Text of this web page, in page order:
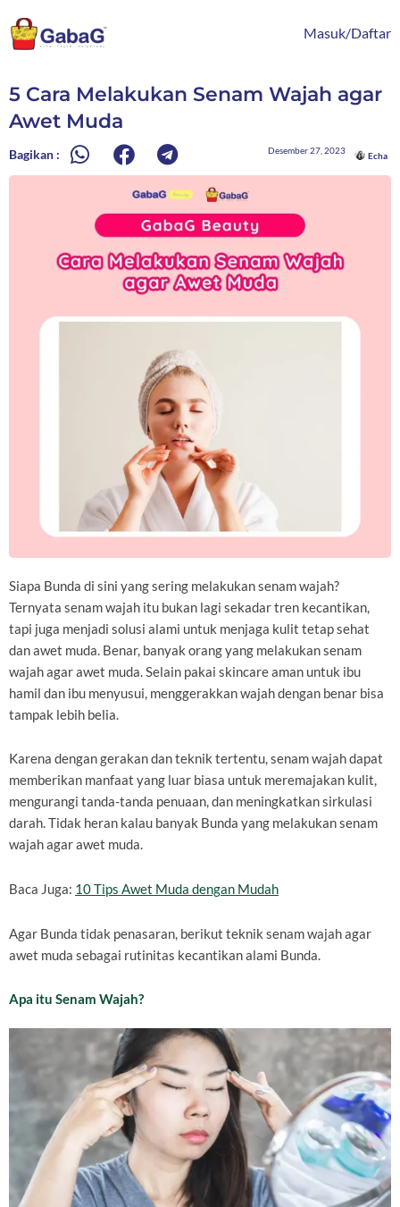
ke
konten
Masuk/Daftar
5 Cara Melakukan Senam Wajah agar
Awet Muda
Bagikan : Desember 27, 2023
Echa
Siapa Bunda di sini yang sering melakukan senam wajah?
Ternyata senam wajah itu bukan lagi sekadar tren kecantikan,
tapi juga menjadi solusi alami untuk menjaga kulit tetap sehat
dan awet muda. Benar, banyak orang yang melakukan senam
wajah agar awet muda. Selain pakai skincare aman untuk ibu
hamil dan ibu menyusui, menggerakkan wajah dengan benar bisa
tampak lebih belia.
Karena dengan gerakan dan teknik tertentu, senam wajah dapat
memberikan manfaat yang luar biasa untuk meremajakan kulit,
mengurangi tanda-tanda penuaan, dan meningkatkan sirkulasi
darah. Tidak heran kalau banyak Bunda yang melakukan senam
wajah agar awet muda.
Baca Juga: 10 Tips Awet Muda dengan Mudah
Agar Bunda tidak penasaran, berikut teknik senam wajah agar
awet muda sebagai rutinitas kecantikan alami Bunda.
Apa itu Senam Wajah?